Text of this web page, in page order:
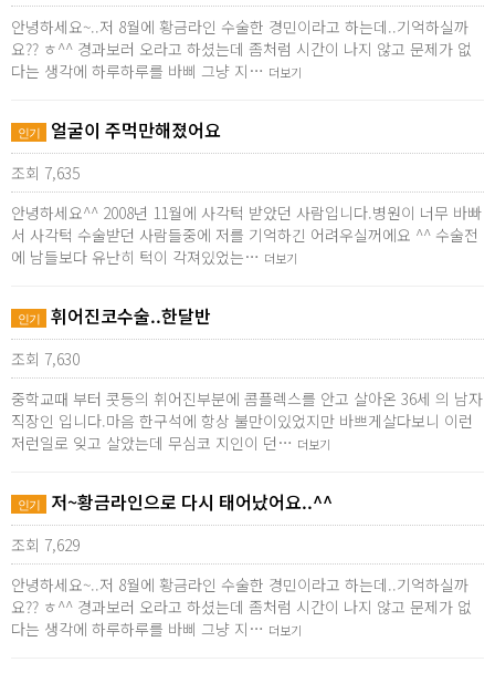
안녕하세요~..저 8월에 황금라인 수술한 경민이라고 하는데..기억하실까
요?? ㅎ^^ 경과보러 오라고 하셨는데 좀처럼 시간이 나지 않고 문제가 없
다는 생각에 하루하루를 바삐 그냥 지… 더보기
인기 얼굴이 주먹만해졌어요
조회 7,635
안녕하세요^^ 2008년 11월에 사각턱 받았던 사람입니다.병원이 너무 바빠
서 사각턱 수술받던 사람들중에 저를 기억하긴 어려우실꺼에요 ^^ 수술전
에 남들보다 유난히 턱이 각져있었는… 더보기
인기 휘어진코수술..한달반
조회 7,630
중학교때 부터 콧등의 휘어진부분에 콤플렉스를 안고 살아온 36세 의 남자
직장인 입니다.마음 한구석에 항상 불만이있었지만 바쁘게살다보니 이런
저런일로 잊고 살았는데 무심코 지인이 던… 더보기
인기 저~황금라인으로 다시 태어났어요..^^
조회 7,629
안녕하세요~..저 8월에 황금라인 수술한 경민이라고 하는데..기억하실까
요?? ㅎ^^ 경과보러 오라고 하셨는데 좀처럼 시간이 나지 않고 문제가 없
다는 생각에 하루하루를 바삐 그냥 지… 더보기